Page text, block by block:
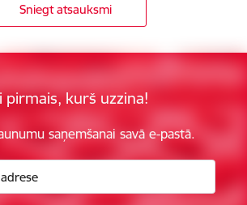
Sniegt atsauksmi
pirmais, kurš uzzina!
saņemšanai savā e-pastā.